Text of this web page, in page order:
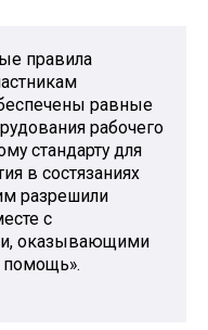
правила
равные
рабочего
стандарту для
в состязаниях
разрешили
с
оказывающими
помощь».